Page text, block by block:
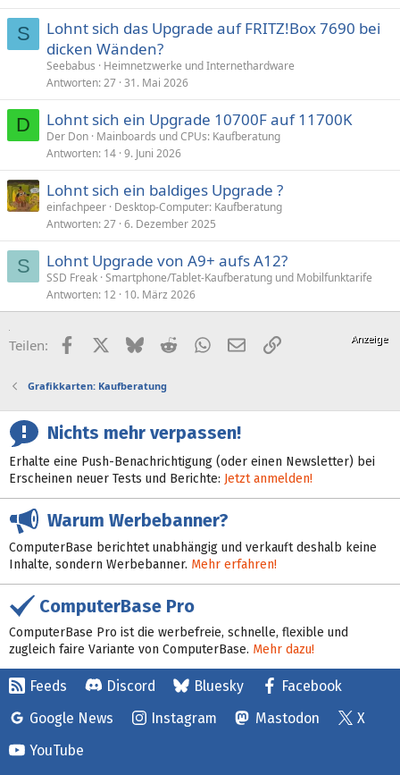
S
Lohnt sich das Upgrade auf FRITZ!Box 7690 bei
dicken Wänden?
Seebabus
Heimnetzwerke und Internethardware
Antworten 27 31. Mai 2026
D Lohnt sich ein Upgrade 10700F auf 11700K
Der Don Mainboards und CPUs: Kaufberatung
Antworten 14 9. Juni 2026
Lohnt sich ein baldiges Upgrade ?
einfachpeer Desktop-Computer: Kaufberatung
Antworten 27 6. Dezember 2025
S Lohnt Upgrade von A9+ aufs A12?
SSD Freak Smartphone/Tablet-Kaufberatung und Mobilfunktarife
Antworten 12 10. März 2026
Teilen: FacebookX (Twitter)
BlueskyRedditWhatsApp
E-MailLink
Grafikkarten: Kaufberatung
Nichts mehr verpassen!
Erhalte eine Push-Benachrichtigung (oder einen Newsletter) bei
Erscheinen neuer Tests und Berichte: Jetzt anmelden!
Warum Werbebanner?
ComputerBase berichtet unabhängig und verkauft deshalb keine
Inhalte, sondern Werbebanner. Mehr erfahren!
ComputerBase Pro
ComputerBase Pro ist die werbefreie, schnelle, flexible und
zugleich faire Variante von ComputerBase. Mehr dazu!
Feeds Discord Bluesky
Facebook
Google News
Instagram Mastodon
X
YouTube